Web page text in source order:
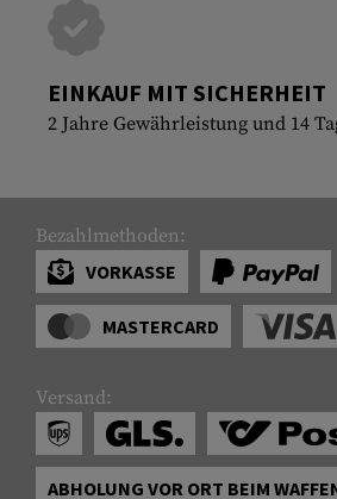
EINKAUF MIT SICHERHEIT
2 Jahre Gewährleistung und 14
Bezahlmethoden:
VORKASSE
MASTERCARD
Versand:
ABHOLUNG VOR ORT BEIM